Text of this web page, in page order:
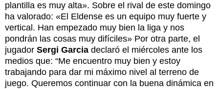
plantilla es muy alta». Sobre el rival de este domingo
ha valorado: «El Eldense es un equipo muy fuerte y
vertical. Han empezado muy bien la liga y nos
pondrán las cosas muy difíciles» Por otra parte, el
jugador Sergi Garcia declaró el miércoles ante los
medios que: “Me encuentro muy bien y estoy
trabajando para dar mi máximo nivel al terreno de
juego. Queremos continuar con la buena dinámica en